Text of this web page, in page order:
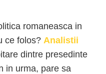
romaneasca in
ce folos? Analistii
dintre presedinte
in urma, pare sa